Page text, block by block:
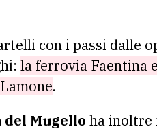
con i passi dalle
la ferrovia Faentina
.
del Mugello ha inoltre